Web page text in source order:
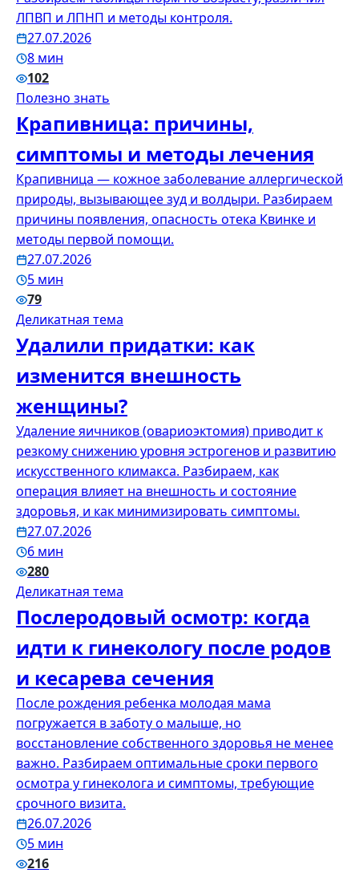
ЛПВП и ЛПНП и методы контроля.
27.07.2026
8 мин
102
Полезно знать
Крапивница: причины,
симптомы и методы лечения
Крапивница — кожное заболевание аллергической
природы, вызывающее зуд и волдыри. Разбираем
причины появления, опасность отека Квинке и
методы первой помощи.
27.07.2026
5 мин
79
Деликатная тема
Удалили придатки: как
изменится внешность
женщины?
Удаление яичников (овариоэктомия) приводит к
резкому снижению уровня эстрогенов и развитию
искусственного климакса. Разбираем, как
операция влияет на внешность и состояние
здоровья, и как минимизировать симптомы.
27.07.2026
6 мин
280
Деликатная тема
Послеродовый осмотр: когда
идти к гинекологу после родов
и кесарева сечения
После рождения ребенка молодая мама
погружается в заботу о малыше, но
восстановление собственного здоровья не менее
важно. Разбираем оптимальные сроки первого
осмотра у гинеколога и симптомы, требующие
срочного визита.
26.07.2026
5 мин
216